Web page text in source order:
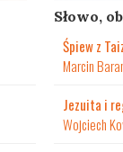
Słowo,
Śpiew z
Marcin
Jezuita i
Wojciech